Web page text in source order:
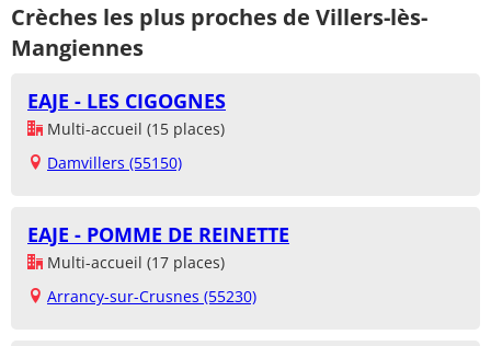
Crèches les plus proches de Villers-lès-
Mangiennes
EAJE - LES CIGOGNES
Multi-accueil (15 places)
Damvillers (55150)
EAJE - POMME DE REINETTE
Multi-accueil (17 places)
Arrancy-sur-Crusnes (55230)